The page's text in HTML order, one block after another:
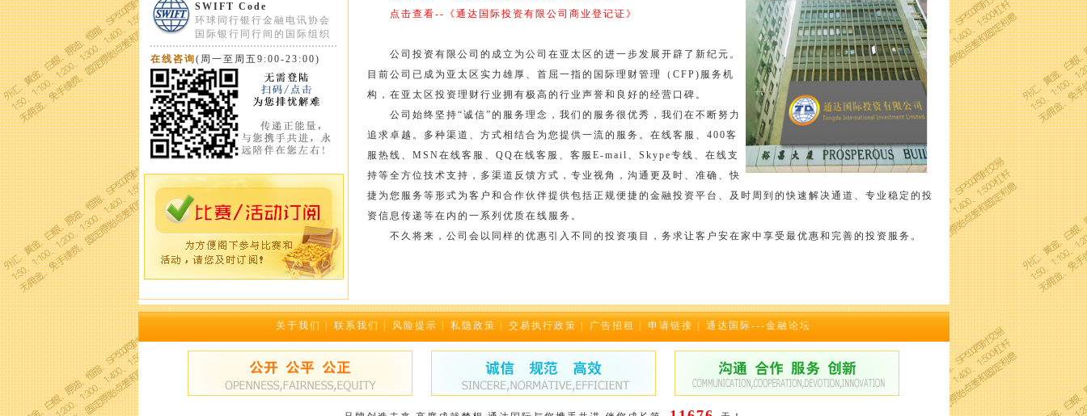
SWIFT Code
环球同行银行金融电讯协会
国际银行同行间的国际组织
在线咨询(周一至周五9:00-23:00)
点击查看--《通达国际投资有限公司商业登记证》
公司投资有限公司的成立为公司在亚太区的进一步发展开辟了新纪元。
目前公司已成为亚太区实力雄厚、首屈一指的国际理财管理（CFP)服务机
构，在亚太区投资理财行业拥有极高的行业声誉和良好的经营口碑。
公司始终坚持“诚信”的服务理念，我们的服务很优秀，我们在不断努力
追求卓越。多种渠道、方式相结合为您提供一流的服务。在线客服、400客
服热线、MSN在线客服、QQ在线客服、客服E-mail、Skype专线、在线支
持等全方位技术支持，多渠道反馈方式，专业视角，沟通更及时、准确、快
捷为您服务等形式为客户和合作伙伴提供包括正规便捷的金融投资平台、及时周到的快速解决通道、专业稳定的投
资信息传递等在内的一系列优质在线服务。
不久将来，公司会以同样的优惠引入不同的投资项目，务求让客户安在家中享受最优惠和完善的投资服务。
关于我们 联系我们 风险提示 私隐政策 交易执行政策 广告招租 申请链接 通达国际---金融论坛